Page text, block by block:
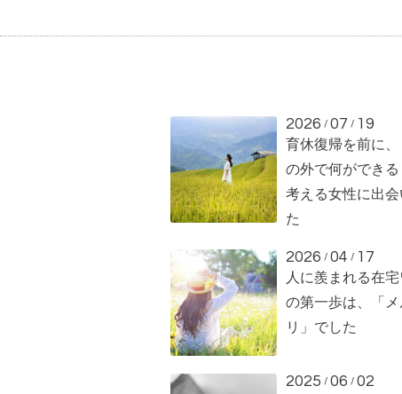
2026 / 07 / 19
育休復帰を前に
の外で何ができる
考える女性に出会
た
2026 / 04 / 17
人に羨まれる在宅
の第一歩は、「メ
リ」でした
2025 / 06 / 02